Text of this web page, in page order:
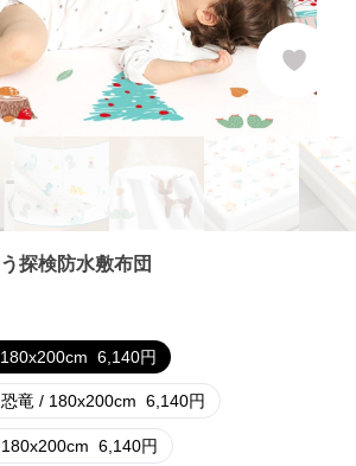
探検防水敷布団
180x200cm 6,140円
恐竜 / 180x200cm 6,140円
180x200cm 6,140円